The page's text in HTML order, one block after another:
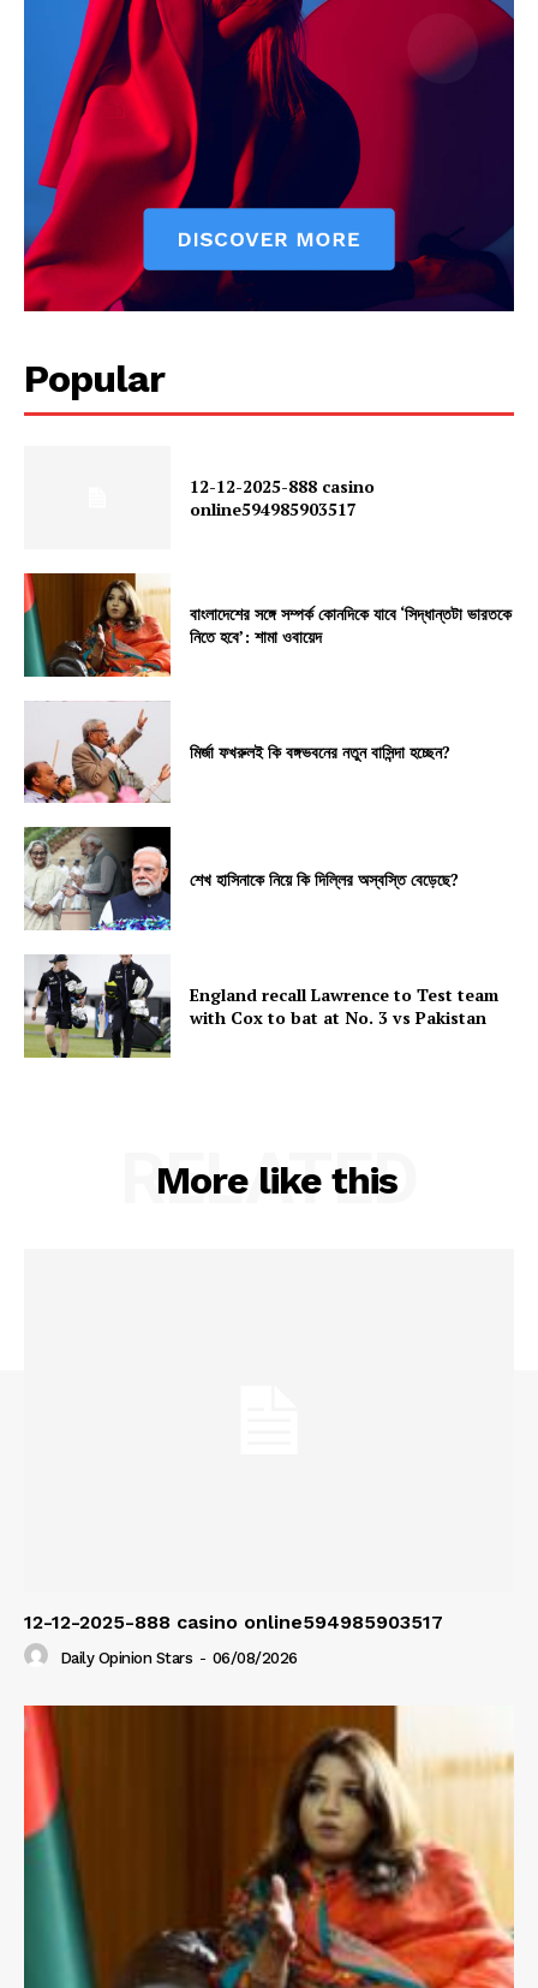
Popular
12-12-2025-888 casino
online594985903517
বাংলাদেশের সঙ্গে সম্পর্ক কোনদিকে যাবে ‘সিদ্ধান্তটা ভারতকে
নিতে হবে’: শামা ওবায়েদ
মির্জা ফখরুলই কি বঙ্গভবনের নতুন বাসিন্দা হচ্ছেন?
শেখ হাসিনাকে নিয়ে কি দিল্লির অস্বস্তি বেড়েছে?
England recall Lawrence to Test team
with Cox to bat at No. 3 vs Pakistan
More like this
RELATED
12-12-2025-888 casino online594985903517
Daily Opinion Stars - 06/08/2026